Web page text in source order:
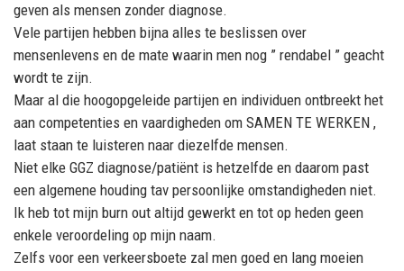
geven als mensen zonder diagnose.
Vele partijen hebben bijna alles te beslissen over
mensenlevens en de mate waarin men nog ” rendabel ” geacht
wordt te zijn.
Maar al die hoogopgeleide partijen en individuen ontbreekt het
aan competenties en vaardigheden om SAMEN TE WERKEN ,
laat staan te luisteren naar diezelfde mensen.
Niet elke GGZ diagnose/patiënt is hetzelfde en daarom past
een algemene houding tav persoonlijke omstandigheden niet.
Ik heb tot mijn burn out altijd gewerkt en tot op heden geen
enkele veroordeling op mijn naam.
Zelfs voor een verkeersboete zal men goed en lang moeien